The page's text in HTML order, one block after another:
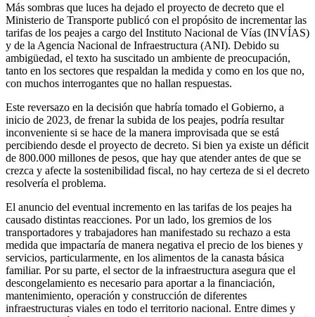
Más sombras que luces ha dejado el proyecto de decreto que el
Ministerio de Transporte publicó con el propósito de incrementar las
tarifas de los peajes a cargo del Instituto Nacional de Vías (INVÍAS)
y de la Agencia Nacional de Infraestructura (ANI). Debido su
ambigüedad, el texto ha suscitado un ambiente de preocupación,
tanto en los sectores que respaldan la medida y como en los que no,
con muchos interrogantes que no hallan respuestas.
Este reversazo en la decisión que habría tomado el Gobierno, a
inicio de 2023, de frenar la subida de los peajes, podría resultar
inconveniente si se hace de la manera improvisada que se está
percibiendo desde el proyecto de decreto. Si bien ya existe un déficit
de 800.000 millones de pesos, que hay que atender antes de que se
crezca y afecte la sostenibilidad fiscal, no hay certeza de si el decreto
resolvería el problema.
El anuncio del eventual incremento en las tarifas de los peajes ha
causado distintas reacciones. Por un lado, los gremios de los
transportadores y trabajadores han manifestado su rechazo a esta
medida que impactaría de manera negativa el precio de los bienes y
servicios, particularmente, en los alimentos de la canasta básica
familiar. Por su parte, el sector de la infraestructura asegura que el
descongelamiento es necesario para aportar a la financiación,
mantenimiento, operación y construcción de diferentes
infraestructuras viales en todo el territorio nacional. Entre dimes y